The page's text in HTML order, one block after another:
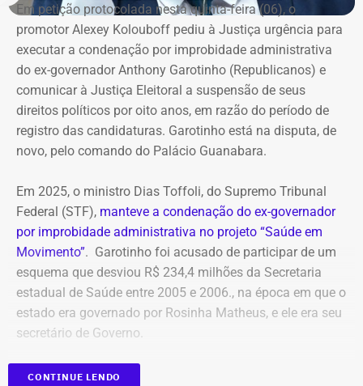
Em petição protocolada nesta quinta-feira (06), o
promotor Alexey Kolouboff pediu à Justiça urgência para
executar a condenação por improbidade administrativa
do ex-governador Anthony Garotinho (Republicanos) e
comunicar à Justiça Eleitoral a suspensão de seus
direitos políticos por oito anos, em razão do período de
registro das candidaturas. Garotinho está na disputa, de
novo, pelo comando do Palácio Guanabara.
Em 2025, o ministro Dias Toffoli, do Supremo Tribunal
Federal (STF), manteve a condenação do ex-governador
por improbidade administrativa no projeto “Saúde em
Movimento”. Garotinho foi acusado de participar de um
esquema que desviou R$ 234,4 milhões da Secretaria
estadual de Saúde entre 2005 e 2006., na época em que o
estado era governado por Rosinha Matheus, e ele era seu
secretário de Governo.
Com isso, a sentença tornou-se definitiva.
CONTINUE LENDO